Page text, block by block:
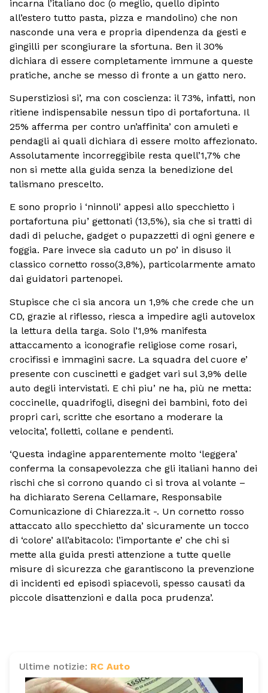
incarna l’italiano doc (o meglio, quello dipinto
all’estero tutto pasta, pizza e mandolino) che non
nasconde una vera e propria dipendenza da gesti e
gingilli per scongiurare la sfortuna. Ben il 30%
dichiara di essere completamente immune a queste
pratiche, anche se messo di fronte a un gatto nero.
Superstiziosi si’, ma con coscienza: il 73%, infatti, non
ritiene indispensabile nessun tipo di portafortuna. Il
25% afferma per contro un’affinita’ con amuleti e
pendagli ai quali dichiara di essere molto affezionato.
Assolutamente incorreggibile resta quell’1,7% che
non si mette alla guida senza la benedizione del
talismano prescelto.
E sono proprio i ‘ninnoli’ appesi allo specchietto i
portafortuna piu’ gettonati (13,5%), sia che si tratti di
dadi di peluche, gadget o pupazzetti di ogni genere e
foggia. Pare invece sia caduto un po’ in disuso il
classico cornetto rosso(3,8%), particolarmente amato
dai guidatori partenopei.
Stupisce che ci sia ancora un 1,9% che crede che un
CD, grazie al riflesso, riesca a impedire agli autovelox
la lettura della targa. Solo l’1,9% manifesta
attaccamento a iconografie religiose come rosari,
crocifissi e immagini sacre. La squadra del cuore e’
presente con cuscinetti e gadget vari sul 3,9% delle
auto degli intervistati. E chi piu’ ne ha, più ne metta:
coccinelle, quadrifogli, disegni dei bambini, foto dei
propri cari, scritte che esortano a moderare la
velocita’, folletti, collane e pendenti.
‘Questa indagine apparentemente molto ‘leggera’
conferma la consapevolezza che gli italiani hanno dei
rischi che si corrono quando ci si trova al volante –
ha dichiarato Serena Cellamare, Responsabile
Comunicazione di Chiarezza.it -. Un cornetto rosso
attaccato allo specchietto da’ sicuramente un tocco
di ‘colore’ all’abitacolo: l’importante e’ che chi si
mette alla guida presti attenzione a tutte quelle
misure di sicurezza che garantiscono la prevenzione
di incidenti ed episodi spiacevoli, spesso causati da
piccole disattenzioni e dalla poca prudenza’.
Ultime notizie: RC Auto